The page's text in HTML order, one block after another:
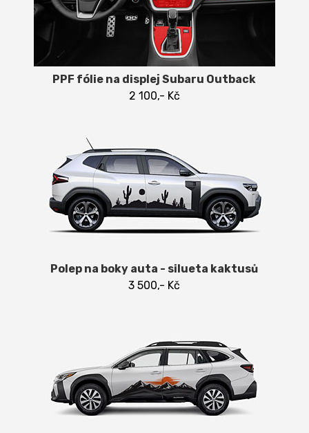
PPF fólie na displej Subaru Outback
2 100,- Kč
Polep na boky auta - silueta kaktusů
3 500,- Kč